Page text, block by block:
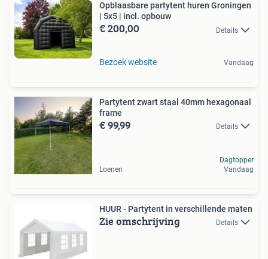
Opblaasbare partytent huren Groningen
| 5x5 | incl. opbouw
€ 200,00 Details
Bezoek website Vandaag
Partytent zwart staal 40mm hexagonaal
frame
€ 99,99 Details
Loenen
Dagtopper
Vandaag
HUUR - Partytent in verschillende maten
Zie omschrijving Details